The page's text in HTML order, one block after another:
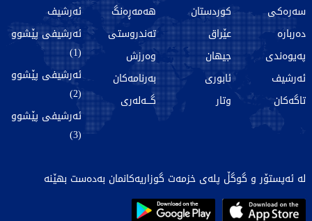
سەرەکی
دەربارە
پەیوەندی
ئەرشیف
تاگەکان
کوردستان
عێراق
جیهان
ئابوری
وتار
هەمەڕەنگ
تەندروستی
وەرزش
بەرنامەکان
گـــەلەری
ئەرشیف
ئەرشیفی پێشوو
(1)
ئەرشیفی پێشوو
(2)
ئەرشیفی پێشوو
(3)
لە ئەپستۆر و گوگڵ پلەی خزمەت گوزاریەکانمان بەدەست بهێنە